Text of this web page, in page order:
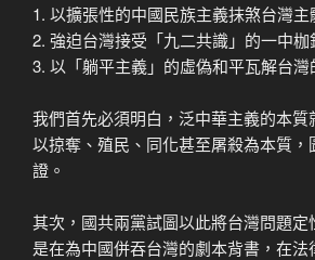
1. 以擴張性的中國民族主義抹煞台灣主
2. 強迫台灣接受「九二共識」的一中枷
3. 以「躺平主義」的虛偽和平瓦解台灣
我們首先必須明白，泛中華主義的本質
以掠奪、殖民、同化甚至屠殺為本質，
證。
其次，國共兩黨試圖以此將台灣問題
是在為中國併吞台灣的劇本背書，在法